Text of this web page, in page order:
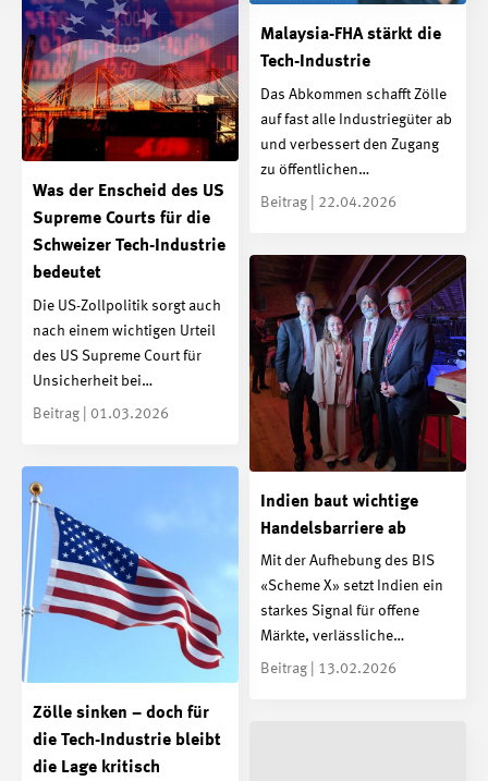
Malaysia-FHA stärkt die
Tech-Industrie
Das Abkommen schafft Zölle
auf fast alle Industriegüter ab
und verbessert den Zugang
zu öffentlichen…
Beitrag | 22.04.2026
Was der Enscheid des US
Supreme Courts für die
Schweizer Tech-Industrie
bedeutet
Die US-Zollpolitik sorgt auch
nach einem wichtigen Urteil
des US Supreme Court für
Unsicherheit bei…
Beitrag | 01.03.2026
Indien baut wichtige
Handelsbarriere ab
Mit der Aufhebung des BIS
«Scheme X» setzt Indien ein
starkes Signal für offene
Märkte, verlässliche…
Beitrag | 13.02.2026
Zölle sinken – doch für
die Tech-Industrie bleibt
die Lage kritisch